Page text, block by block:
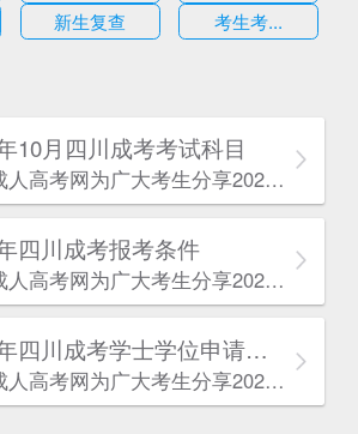
新生复查 考生考...
10月四川成考考试科目
四川成人高考网​为广大考生分享2025年10月四川成考考试科目。为广大在职人员和社会人士提供学历提升的机会。更多四川成考考试信息，欢迎在线访问四川成人高考网。
四川成考报考条件
四川成人高考网​为广大考生分享2025年‌‌‌‌四川成考报考条件。为广大在职人员和社会人士提供学历提升的机会。更多四川成考考试信息，欢迎在线访问四川成人高考网。
2025年‌‌‌‌四川成考学士学位申请条件
四川成人高考网​为广大考生分享2025年‌‌‌‌四川成考学士学位申请条件。为广大在职人员和社会人士提供学历提升的机会。更多四川成考考试信息，欢迎在线访问四川成人高考网。